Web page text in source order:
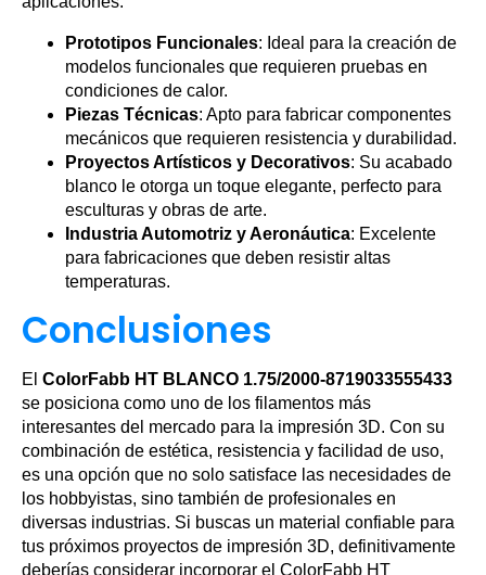
Prototipos Funcionales: Ideal para la creación de
modelos funcionales que requieren pruebas en
condiciones de calor.
Piezas Técnicas: Apto para fabricar componentes
mecánicos que requieren resistencia y durabilidad.
Proyectos Artísticos y Decorativos: Su acabado
blanco le otorga un toque elegante, perfecto para
esculturas y obras de arte.
Industria Automotriz y Aeronáutica: Excelente
para fabricaciones que deben resistir altas
temperaturas.
Conclusiones
El ColorFabb HT BLANCO 1.75/2000-8719033555433
se posiciona como uno de los filamentos más
interesantes del mercado para la impresión 3D. Con su
combinación de estética, resistencia y facilidad de uso,
es una opción que no solo satisface las necesidades de
los hobbyistas, sino también de profesionales en
diversas industrias. Si buscas un material confiable para
tus próximos proyectos de impresión 3D, definitivamente
deberías considerar incorporar el ColorFabb HT